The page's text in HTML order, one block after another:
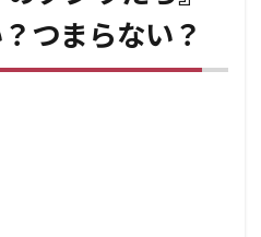
つまらない？